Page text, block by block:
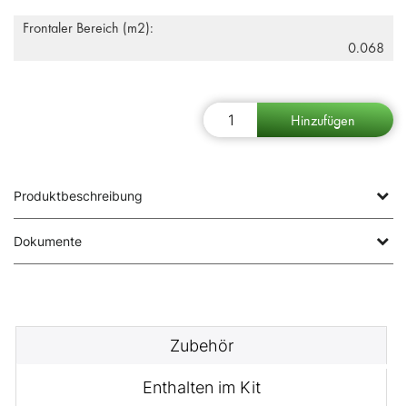
Frontaler Bereich (m2):
0.068
Produktbeschreibung
Dokumente
Zubehör
Enthalten im Kit